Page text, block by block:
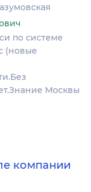
по системе
(новые
Москвы
компании